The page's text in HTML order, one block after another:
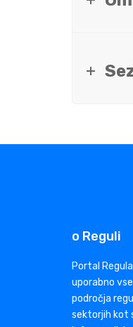
o Reguli
Portal
uporabno
področja
sektorjih kot